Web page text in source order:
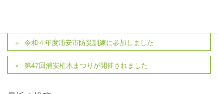
令和４年度浦安市防災訓練に参加しました
第47回浦安植木まつりが開催されました